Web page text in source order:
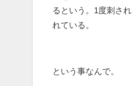
るという。1度刺さ
れている。
という事なんで。